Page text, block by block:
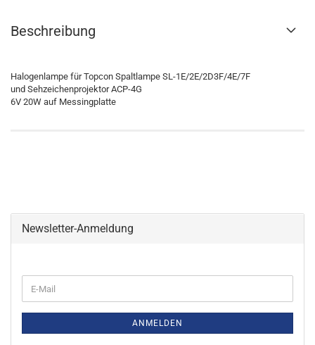
Beschreibung
Halogenlampe für Topcon Spaltlampe SL-1E/2E/2D3F/4E/7F
und Sehzeichenprojektor ACP-4G
6V 20W auf Messingplatte
Newsletter-Anmeldung
ZUR
E-
Mail
ANMELDEN